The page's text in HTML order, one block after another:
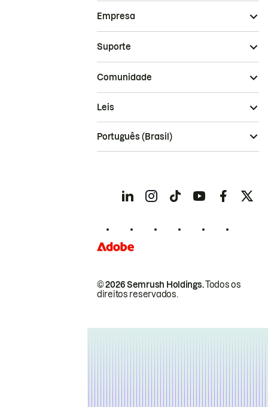
Empresa
Suporte
Comunidade
© 2026 Semrush Holdings.Todos os
direitos reservados.
Leis
Português (Brasil)